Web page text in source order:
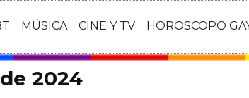
MÚSICA CINE Y TV HOROSCOPO
2024